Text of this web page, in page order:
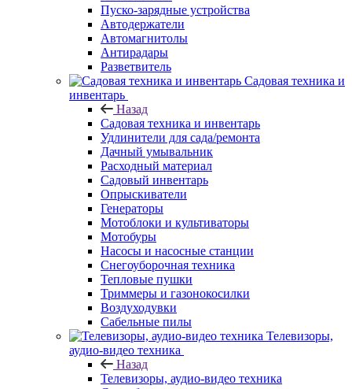
Пуско-зарядные устройства
Автодержатели
Автомагнитолы
Антирадары
Разветвитель
Садовая техника и
инвентарь
Назад
Садовая техника и инвентарь
Удлинители для сада/ремонта
Дачный умывальник
Расходный материал
Садовый инвентарь
Опрыскиватели
Генераторы
Мотоблоки и культиваторы
Мотобуры
Насосы и насосные станции
Снегоуборочная техника
Тепловые пушки
Триммеры и газонокосилки
Воздуходувки
Сабельные пилы
Телевизоры,
аудио-видео техника
Назад
Телевизоры, аудио-видео техника